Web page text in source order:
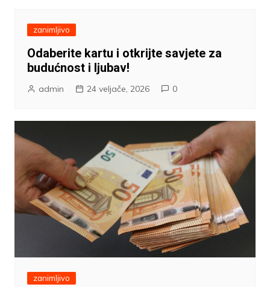
zanimljivo
Odaberite kartu i otkrijte savjete za
budućnost i ljubav!
admin 24 veljače, 2026 0
zanimljivo